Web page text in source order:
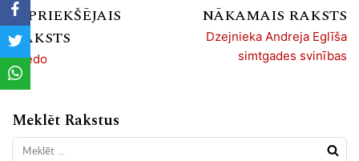
IEPRIEKŠĒJAIS
RAKSTS
Credo
NĀKAMAIS RAKSTS
Dzejnieka Andreja Eglīša
simtgades svinības
Meklēt Rakstus